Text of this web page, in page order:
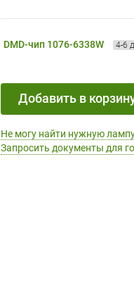
DMD-чип 1076-6338W 4-6
Добавить в
Не могу найти нужную
Запросить документы для